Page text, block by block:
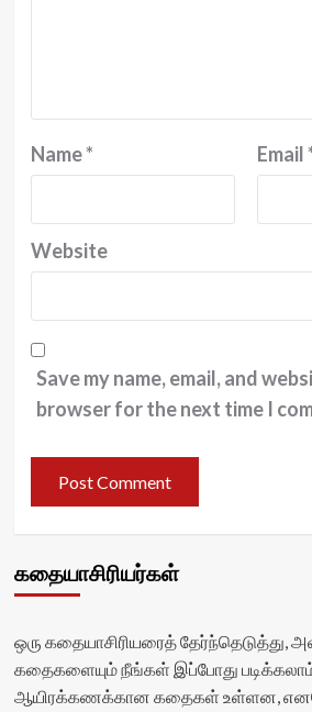
Name* Email
Website
Save my name, email, and
browser for the next time I
கதையாசிரியர்கள்
ஒரு கதையாசிரியரைத் தேர்ந்தெடுத்து,
கதைகளையும் நீங்கள் இப்போது
ஆயிரக்கணக்கான கதைகள் உள்ளன,